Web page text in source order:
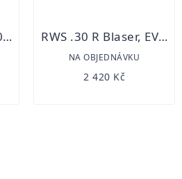
RWS 7×65 R, EVO 10,3 g/20 ks RWS .30 R Blaser, EVO 11,9 g/20 ks
NA OBJEDNÁVKU
2 420 Kč